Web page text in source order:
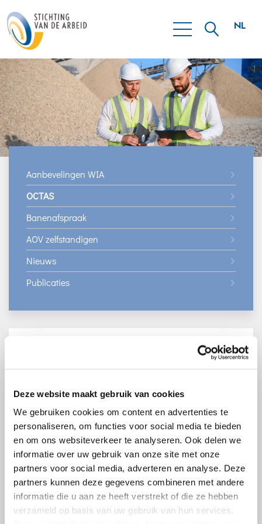
Deze website maakt gebruik van cookies
We gebruiken cookies om content en advertenties te
personaliseren, om functies voor social media te bieden
en om ons websiteverkeer te analyseren. Ook delen we
informatie over uw gebruik van onze site met onze
partners voor social media, adverteren en analyse. Deze
partners kunnen deze gegevens combineren met andere
informatie die u aan ze heeft verstrekt of die ze hebben
verzameld op basis van uw gebruik van hun services.
NL
OCTAS
Toekomst Arbeidsongeschiktheidsstelsel (OCTAS) advies
langdurige ziekte en arbeidsongeschiktheid
Dat stelsel staat onder druk, onder andere door een
tekort aan verzekeringsartsen die o.a. de mate van ziekte
of arbeidsongeschiktheid van werknemers beoordelen
bij het aanvragen van een WIA-uitkering. Ook ervaren de
werknemers die een beroep moeten doen op het stelsel
diverse hardheden. Het kabinet zal de uitwerking van de
Aanbevelingen WIA
OCTAS
Banenafspraak
AOV zelfstandigen
Nieuws
Publicaties